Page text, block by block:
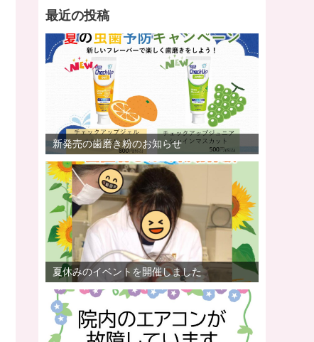
最近の投稿
新発売の歯磨き粉のお知らせ
夏休みのイベントを開催しました